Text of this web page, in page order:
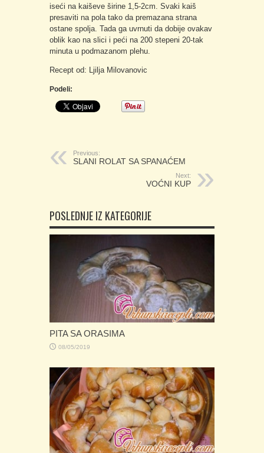
iseći na kaiševe širine 1,5-2cm. Svaki kaiš
presaviti na pola tako da premazana strana
ostane spolja. Tada ga uvrnuti da dobije ovakav
oblik kao na slici i peći na 200 stepeni 20-tak
minuta u podmazanom plehu.
Recept od: Ljilja Milovanovic
Podeli:
Previous:
SLANI ROLAT SA SPANAĆEM
Next:
VOĆNI KUP
POSLEDNJE IZ KATEGORIJE
PITA SA ORASIMA
08/05/2019